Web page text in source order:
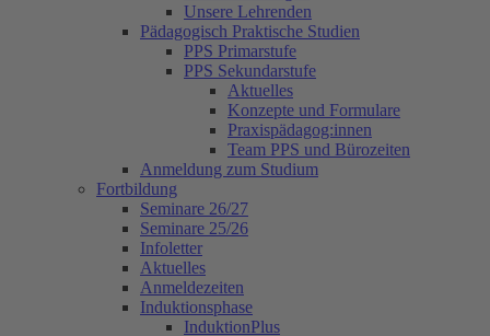
Unsere Lehrenden
Pädagogisch Praktische Studien
PPS Primarstufe
PPS Sekundarstufe
Aktuelles
Konzepte und Formulare
Praxispädagog:innen
Team PPS und Bürozeiten
Anmeldung zum Studium
Fortbildung
Seminare 26/27
Seminare 25/26
Infoletter
Aktuelles
Anmeldezeiten
Induktionsphase
InduktionPlus